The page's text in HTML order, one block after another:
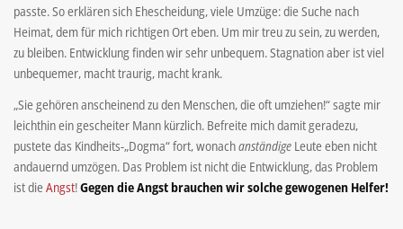
passte. So erklären sich Ehescheidung, viele Umzüge: die Suche nach
Heimat, dem für mich richtigen Ort eben. Um mir treu zu sein, zu werden,
zu bleiben. Entwicklung finden wir sehr unbequem. Stagnation aber ist viel
unbequemer, macht traurig, macht krank.
„Sie gehören anscheinend zu den Menschen, die oft umziehen!“ sagte mir
leichthin ein gescheiter Mann kürzlich. Befreite mich damit geradezu,
pustete das Kindheits-„Dogma“ fort, wonachanständige Leute eben nicht
andauernd umzögen. Das Problem ist nicht die Entwicklung, das Problem
ist dieAngst!Gegen die Angst brauchen wir solche gewogenen Helfer!